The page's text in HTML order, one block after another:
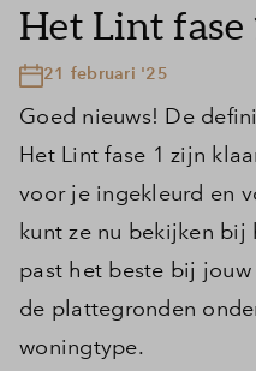
Het Lint fase
21 februari '25
Goed nieuws! De
Het Lint fase 1 zijn
voor je ingekleurd en
kunt ze nu bekijken
past het beste bij
de plattegronden
woningtype.